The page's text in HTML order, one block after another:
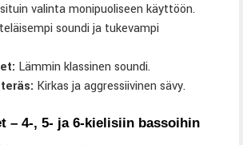
valinta monipuoliseen käyttöön.
soundi ja tukevampi
Lämmin klassinen soundi.
Kirkas ja aggressiivinen sävy.
– 4-, 5- ja 6-kielisiin bassoihin